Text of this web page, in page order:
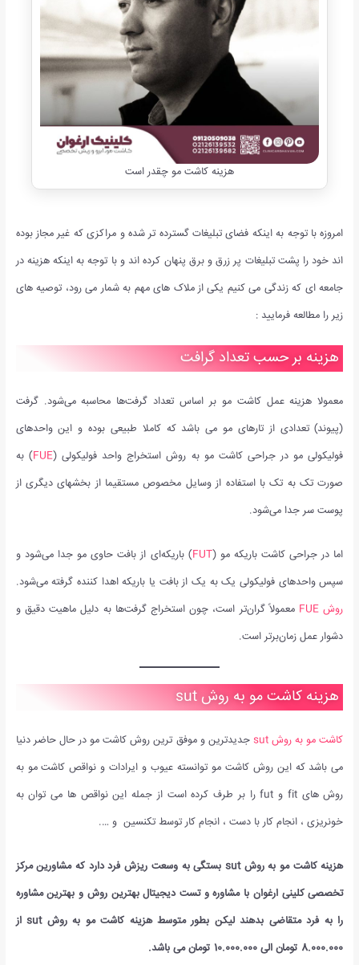
هزینه کاشت مو چقدر است
امروزه با توجه به اینکه فضای تبلیغات گسترده تر شده و مراکزی که غیر مجاز بوده
اند خود را پشت تبلیغات پر زرق و برق پنهان کرده اند و با توجه به اینکه هزینه در
جامعه ای که زندگی می کنیم یکی از ملاک های مهم به شمار می رود، توصیه های
زیر را مطالعه فرمایید :
هزینه بر حسب تعداد گرافت
معمولا هزینه عمل کاشت مو بر اساس تعداد گرفت‌ها محاسبه می‌شود. گرفت
(پیوند) تعدادی از تارهای مو می باشد که کاملا طبیعی بوده و این واحد‌های
فولیکولی مو در جراحی کاشت مو به روش استخراج واحد فولیکولی (FUE) به
صورت تک به تک با استفاده از وسایل مخصوص مستقیما از بخشهای دیگری از
پوست سر جدا می‌شود.
اما در جراحی کاشت باریکه مو (FUT) باریکه‌ای از بافت حاوی مو جدا می‌شود و
سپس واحدهای فولیکولی یک به یک از بافت یا باریکه اهدا کننده گرفته می‌شود.
روش FUE
معمولاً گران‌تر است، چون استخراج گرفت‌ها به دلیل ماهیت دقیق و
دشوار عمل زمان‌برتر است.
هزینه کاشت مو به روش sut
کاشت مو به روش sut
جدیدترین و موفق ترین روش کاشت مو در حال حاضر دنیا
می باشد که این روش کاشت مو توانسته عیوب و ایرادات و نواقص کاشت مو به
روش های fit و fut را بر طرف کرده است از جمله این نواقص ها می توان به
خونریزی ، انجام کار با دست ، انجام کار توسط تکنسین و ….
هزینه کاشت مو به روش sut بستگی به وسعت ریزش فرد دارد که مشاورین مرکز
تخصصی کلینی ارغوان با مشاوره و تست دیجیتال بهترین روش و بهترین مشاوره
را به فرد متقاضی بدهند لیکن بطور متوسط هزینه کاشت مو به روش sut از
8.000.000 تومان الی 10.000.000 تومان می باشد.